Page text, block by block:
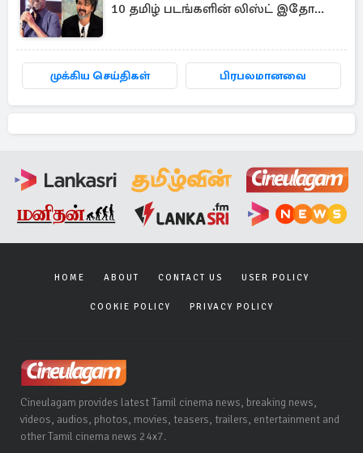
10 தமிழ் படங்களின் லிஸ்ட் இதோ...
முக்கிய செய்திகள் பிரபலமானவை
HOME ABOUT CONTACT US USER POLICY
COOKIE POLICY PRIVACY POLICY
Cineulagam provides latest Tamil cinema news, breaking news,
videos, audios, photos, movies, teasers, trailers, entertainment and
other Tamil cinema news 24x7.